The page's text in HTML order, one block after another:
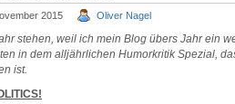
2015 Oliver Nagel
stehen, weil ich mein Blog übers Jahr ein
in dem alljährlichen Humorkritik Spezial,
ist.